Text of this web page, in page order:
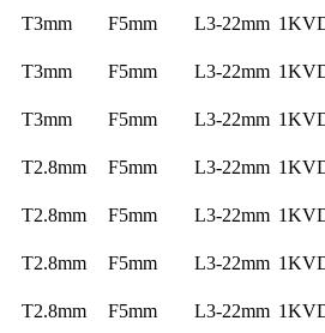
T3mm F5mm L3-22mm
T3mm F5mm L3-22mm
T3mm F5mm L3-22mm
T2.8mm F5mm L3-22mm
T2.8mm F5mm L3-22mm
T2.8mm F5mm L3-22mm
T2.8mm F5mm L3-22mm